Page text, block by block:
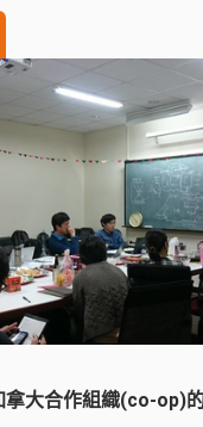
拿大合作組織(co-op)